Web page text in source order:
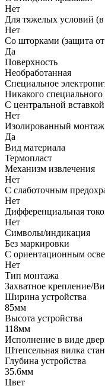
Нет
Для тяжелых условий
Нет
Со шторками (защита
Да
Поверхность
Необработанная
Cпециальное
Никакого специального
С центральной вставкой
Нет
Изолированный монтаж
Да
Вид материала
Термопласт
Механизм извлечения
Нет
С слаботочным
Нет
Дифференциальная
Нет
Символы/индикация
Без маркировки
С ориентационным
Нет
Тип монтажа
Захватное крепление/
Ширина устройства
85мм
Высота устройства
118мм
Исполнение в виде
Штепсельная вилка
Глубина устройства
35.6мм
Цвет